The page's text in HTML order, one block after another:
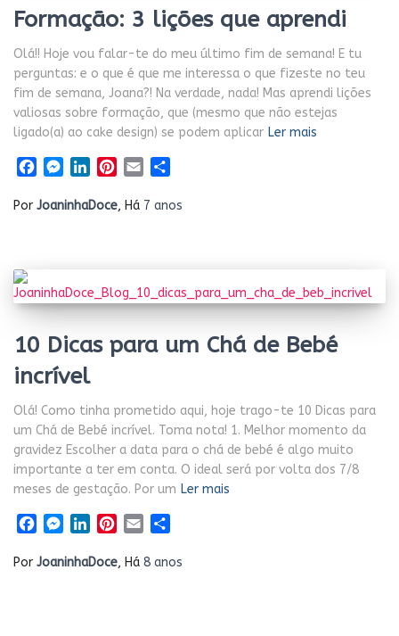
Formação: 3 lições que aprendi
Olá!! Hoje vou falar-te do meu último fim de semana! E tu
perguntas: e o que é que me interessa o que fizeste no teu
fim de semana, Joana?! Na verdade, nada! Mas aprendi lições
valiosas sobre formação, que (mesmo que não estejas
ligado(a) ao cake design) se podem aplicar Ler mais
Facebook
Messenger
LinkedInPinterest
Email
Por JoaninhaDoce, Há 7 anos
10 Dicas para um Chá de Bebé
incrível
Olá! Como tinha prometido aqui, hoje trago-te 10 Dicas para
um Chá de Bebé incrível. Toma nota! 1. Melhor momento da
gravidez Escolher a data para o chá de bebé é algo muito
importante a ter em conta. O ideal será por volta dos 7/8
meses de gestação. Por um Ler mais
Facebook
Messenger
LinkedInPinterest
Email
Por JoaninhaDoce, Há 8 anos